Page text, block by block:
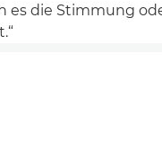
es die Stimmung